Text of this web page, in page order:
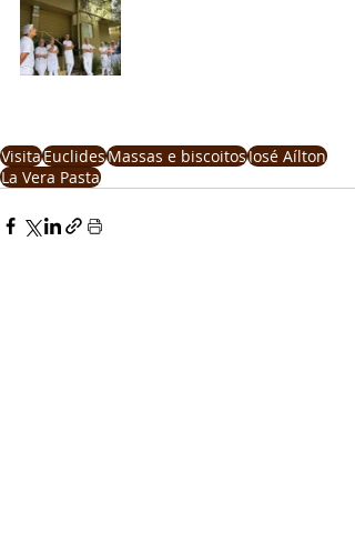
VisitaEuclidesMassas e biscoitosJosé Aílton
La Vera Pasta